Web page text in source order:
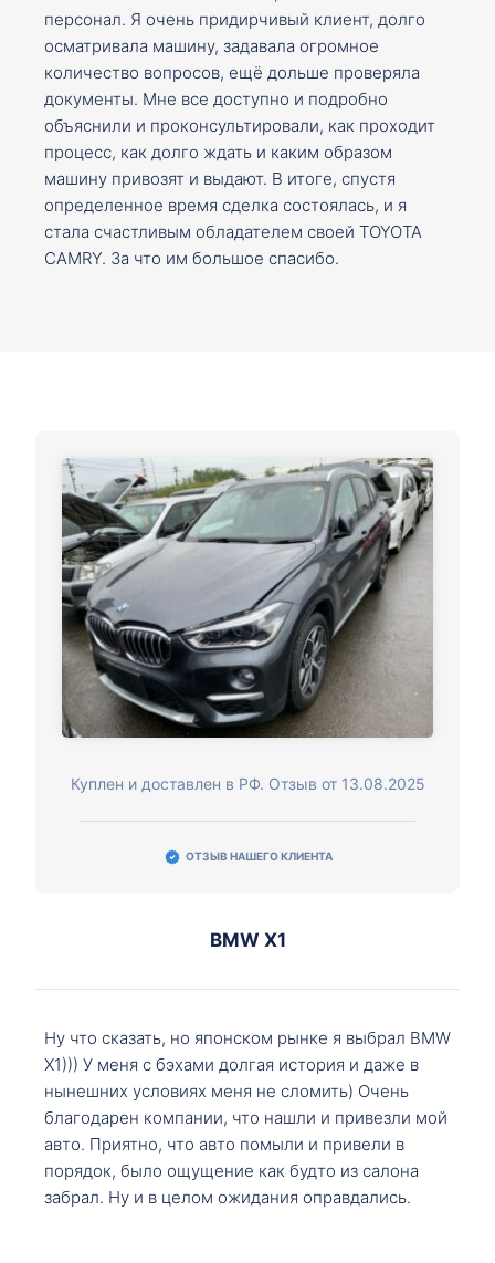
персонал. Я очень придирчивый клиент, долго
осматривала машину, задавала огромное
количество вопросов, ещё дольше проверяла
документы. Мне все доступно и подробно
объяснили и проконсультировали, как проходит
процесс, как долго ждать и каким образом
машину привозят и выдают. В итоге, спустя
определенное время сделка состоялась, и я
стала счастливым обладателем своей TOYOTA
CAMRY. За что им большое спасибо.
Куплен и доставлен в РФ. Отзыв от 13.08.2025
ОТЗЫВ НАШЕГО КЛИЕНТА
BMW X1
Ну что сказать, но японском рынке я выбрал BMW
X1))) У меня с бэхами долгая история и даже в
нынешних условиях меня не сломить) Очень
благодарен компании, что нашли и привезли мой
авто. Приятно, что авто помыли и привели в
порядок, было ощущение как будто из салона
забрал. Ну и в целом ожидания оправдались.